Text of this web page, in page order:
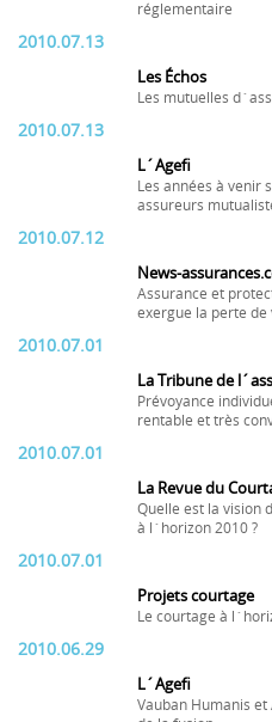
réglementaire
2010.07.13
Les Échos
Les mutuelles
2010.07.13
L´Agefi
Les années à venir
assureurs
2010.07.12
News-
Assurance et
exergue la perte de
2010.07.01
La Tribune de
Prévoyance
rentable et très
2010.07.01
La Revue du
Quelle est la vision
à l´horizon 2010 ?
2010.07.01
Projets courtage
Le courtage à
2010.06.29
L´Agefi
Vauban Humanis